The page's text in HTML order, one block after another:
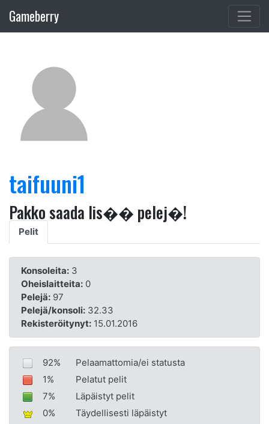
Gameberry
taifuuni1
Pakko saada lis�� pelej�!
Pelit
Konsoleita:3
Oheislaitteita:0
Pelejä:97
Pelejä/konsoli:32.33
Rekisteröitynyt:15.01.2016
92%
Pelaamattomia/ei statusta
1%
Pelatut pelit
7%
Läpäistyt pelit
0%
Täydellisesti läpäistyt